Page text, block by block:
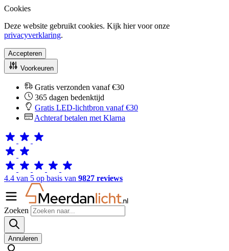
Cookies
Deze website gebruikt cookies. Kijk hier voor onze
privacyverklaring.
Accepteren
Voorkeuren
Gratis verzonden vanaf €30
365 dagen bedenktijd
Gratis LED-lichtbron vanaf €30
Achteraf betalen met Klarna
4.4 van 5 op basis van 9827 reviews
Zoeken
Annuleren